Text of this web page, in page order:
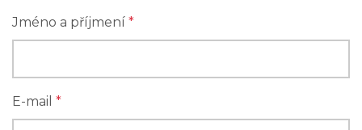
Jméno a příjmení *
E-mail *